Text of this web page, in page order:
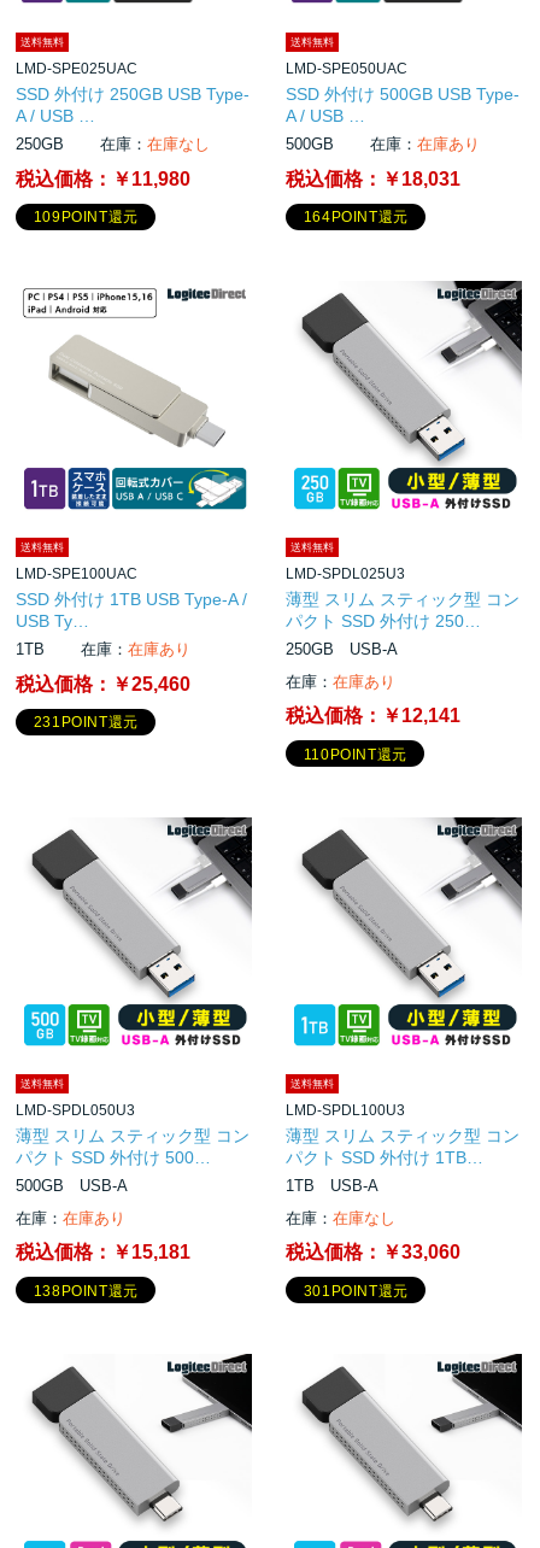
送料無料
LMD-SPE025UAC
SSD 外付け 250GB USB Type-
A / USB …
250GB 在庫：在庫なし
税込価格： ￥11,980
109POINT還元
送料無料
LMD-SPE050UAC
SSD 外付け 500GB USB Type-
A / USB …
500GB 在庫：在庫あり
税込価格： ￥18,031
164POINT還元
送料無料
LMD-SPE100UAC
SSD 外付け 1TB USB Type-A /
USB Ty…
1TB 在庫：在庫あり
税込価格： ￥25,460
231POINT還元
送料無料
LMD-SPDL025U3
薄型 スリム スティック型 コン
パクト SSD 外付け 250…
250GB USB-A
在庫：在庫あり
税込価格： ￥12,141
110POINT還元
送料無料
LMD-SPDL050U3
薄型 スリム スティック型 コン
パクト SSD 外付け 500…
500GB USB-A
在庫：在庫あり
税込価格： ￥15,181
138POINT還元
送料無料
LMD-SPDL100U3
薄型 スリム スティック型 コン
パクト SSD 外付け 1TB…
1TB USB-A
在庫：在庫なし
税込価格： ￥33,060
301POINT還元